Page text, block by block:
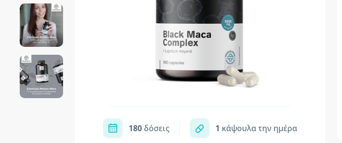
180 δόσεις 1 κάψουλα την ημέρα